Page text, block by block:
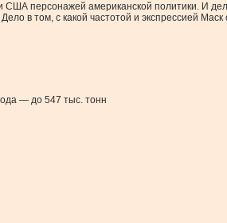
персонажей американской политики. И
в том, с какой частотой и экспрессией
— до 547 тыс. тонн